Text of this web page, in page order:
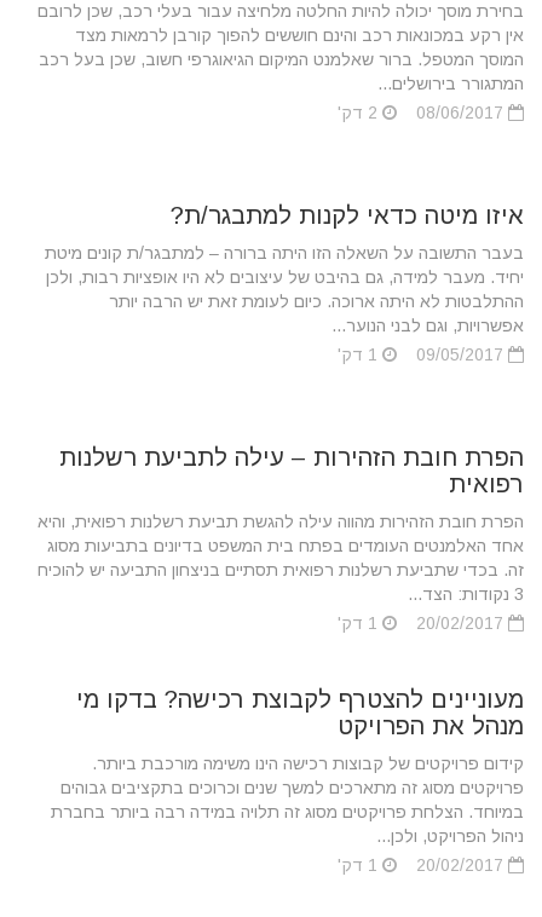
בחירת מוסך יכולה להיות החלטה מלחיצה עבור בעלי רכב, שכן לרובם
אין רקע במכונאות רכב והינם חוששים להפוך קורבן לרמאות מצד
המוסך המטפל. ברור שאלמנט המיקום הגיאוגרפי חשוב, שכן בעל רכב
המתגורר בירושלים...
איזו מיטה כדאי לקנות למתבגר/ת?
בעבר התשובה על השאלה הזו היתה ברורה – למתבגר/ת קונים מיטת
יחיד. מעבר למידה, גם בהיבט של עיצובים לא היו אופציות רבות, ולכן
ההתלבטות לא היתה ארוכה. כיום לעומת זאת יש הרבה יותר
אפשרויות, וגם לבני הנוער...
הפרת חובת הזהירות – עילה לתביעת רשלנות
רפואית
הפרת חובת הזהירות מהווה עילה להגשת תביעת רשלנות רפואית, והיא
אחד האלמנטים העומדים בפתח בית המשפט בדיונים בתביעות מסוג
זה. בכדי שתביעת רשלנות רפואית תסתיים בניצחון התביעה יש להוכיח
3 נקודות: הצד...
מעוניינים להצטרף לקבוצת רכישה? בדקו מי
מנהל את הפרויקט
קידום פרויקטים של קבוצות רכישה הינו משימה מורכבת ביותר.
פרויקטים מסוג זה מתארכים למשך שנים וכרוכים בתקציבים גבוהים
במיוחד. הצלחת פרויקטים מסוג זה תלויה במידה רבה ביותר בחברת
ניהול הפרויקט, ולכן...